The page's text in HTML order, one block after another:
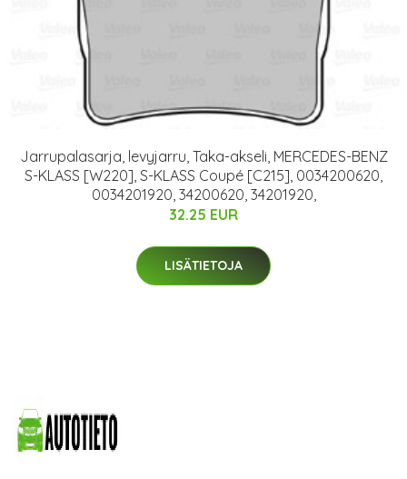
Jarrupalasarja, levyjarru, Taka-akseli, MERCEDES-BENZ
S-KLASS [W220], S-KLASS Coupé [C215], 0034200620,
0034201920, 34200620, 34201920,
32.25 EUR
LISÄTIETOJA